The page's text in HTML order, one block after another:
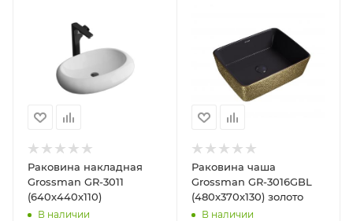
Раковина накладная
Grossman GR-3011
(640х440х110)
В наличии
Раковина чаша
Grossman GR-3016GBL
(480х370х130) золото
В наличии